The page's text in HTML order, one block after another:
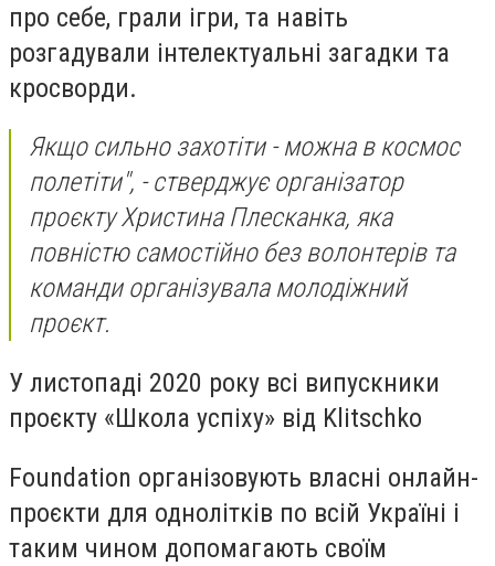
про себе, грали ігри, та навіть
розгадували інтелектуальні загадки та
кросворди.
Якщо сильно захотіти - можна в космос
полетіти", - стверджує організатор
проєкту Христина Плесканка, яка
повністю самостійно без волонтерів та
команди організувала молодіжний
проєкт.
У листопаді 2020 року всі випускники
проєкту «Школа успіху» від Klitschko
Foundation організовують власні онлайн-
проєкти для однолітків по всій Україні і
таким чином допомагають своїм